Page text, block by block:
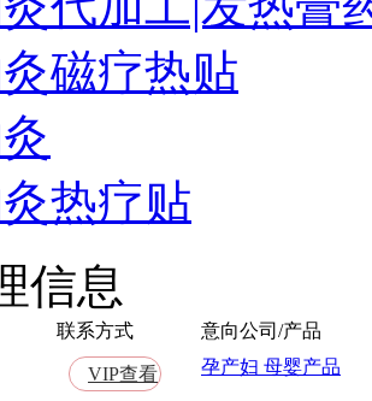
磁疗热贴
热疗贴
信息
联系方式
意向公司/产品
VIP查看 孕产妇 母婴产品